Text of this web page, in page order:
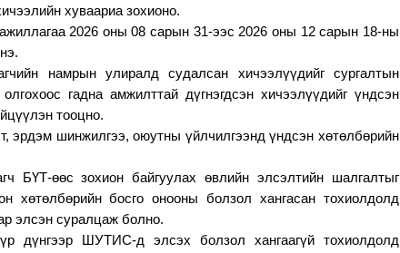
хуваариа зохионо.
2026 оны 08 сарын 31-ээс 2026 оны 12 сарын 18-ны
намрын улиралд судалсан хичээлүүдийг сургалтын
гадна амжилттай дүгнэгдсэн хичээлүүдийг үндсэн
тооцно.
эрдэм шинжилгээ, оюутны үйлчилгээнд үндсэн хөтөлбөрийн
БҮТ-өөс зохион байгуулах өвлийн элсэлтийн шалгалтыг
хөтөлбөрийн босго онооны болзол хангасан тохиолдолд
элсэн суралцаж болно.
дүнгээр ШУТИС-д элсэх болзол хангаагүй тохиолдолд